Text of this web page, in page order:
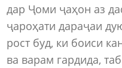
дар Ҷоми ҷаҳон аз
ҷароҳати дараҷаи
рост буд, ки боиси
ва варам гардида,